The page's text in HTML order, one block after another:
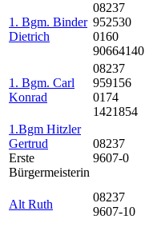
1. Bgm. Binder
Dietrich
08237
952530
0160
90664140
1. Bgm. Carl
Konrad
08237
959156
0174
1421854
1.Bgm Hitzler
Gertrud
Erste
Bürgermeisterin
08237
9607-0
Alt Ruth
08237
9607-10